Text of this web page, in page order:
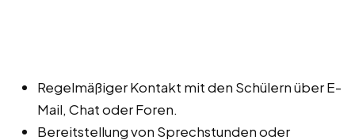
Regelmäßiger Kontakt mit den Schülern über E-
Mail, Chat oder Foren.
Bereitstellung von Sprechstunden oder